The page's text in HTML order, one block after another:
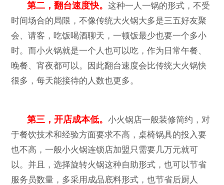
第二，翻台速度快。这种一人一锅的形式，不受
时间场合的局限，不像传统大火锅大多是三五好友聚
会、请客，吃饭喝酒聊天，一顿饭最少也要一个多小
时。而小火锅就是一个人也可以吃，作为日常午餐、
晚餐、宵夜都可以。因此翻台速度会比传统大火锅快
很多，每天能接待的人数也更多。
第三，开店成本低。小火锅店一般装修简约，对
于餐饮技术和经验方面要求不高，桌椅锅具的投入要
也不高，一般小火锅连锁店加盟只需要几万元就可
以。并且，选择旋转火锅这种自助形式，也可以节省
服务员数量，多采用成品底料形式，也节省后厨人